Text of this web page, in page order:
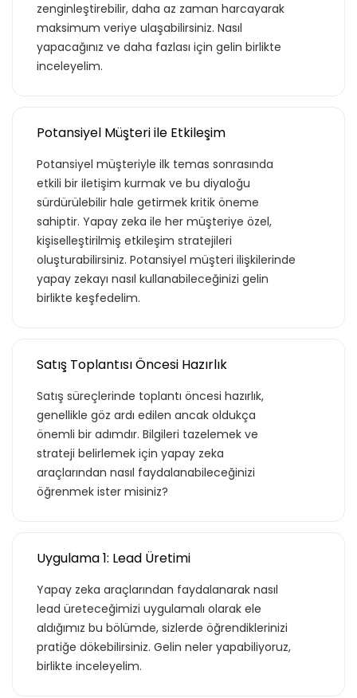
zenginleştirebilir, daha az zaman harcayarak
maksimum veriye ulaşabilirsiniz. Nasıl
yapacağınız ve daha fazlası için gelin birlikte
inceleyelim.
Potansiyel Müşteri ile Etkileşim
Potansiyel müşteriyle ilk temas sonrasında
etkili bir iletişim kurmak ve bu diyaloğu
sürdürülebilir hale getirmek kritik öneme
sahiptir. Yapay zeka ile her müşteriye özel,
kişiselleştirilmiş etkileşim stratejileri
oluşturabilirsiniz. Potansiyel müşteri ilişkilerinde
yapay zekayı nasıl kullanabileceğinizi gelin
birlikte keşfedelim.
Satış Toplantısı Öncesi Hazırlık
Satış süreçlerinde toplantı öncesi hazırlık,
genellikle göz ardı edilen ancak oldukça
önemli bir adımdır. Bilgileri tazelemek ve
strateji belirlemek için yapay zeka
araçlarından nasıl faydalanabileceğinizi
öğrenmek ister misiniz?
Uygulama 1: Lead Üretimi
Yapay zeka araçlarından faydalanarak nasıl
lead üreteceğimizi uygulamalı olarak ele
aldığımız bu bölümde, sizlerde öğrendiklerinizi
pratiğe dökebilirsiniz. Gelin neler yapabiliyoruz,
birlikte inceleyelim.